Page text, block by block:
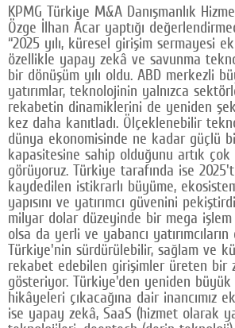
KPMG Türkiye M&A Danışmanlık
Özge İlhan Acar yaptığı
“2025 yılı, küresel girişim sermayesi
özellikle yapay zekâ ve savunma
bir dönüşüm yılı oldu. ABD merkezli
yatırımlar, teknolojinin yalnızca
rekabetin dinamiklerini de yeniden
kez daha kanıtladı. Ölçeklenebilir
dünya ekonomisinde ne kadar güçlü
kapasitesine sahip olduğunu artık
görüyoruz. Türkiye tarafında ise
kaydedilen istikrarlı büyüme,
yapısını ve yatırımcı güvenini
milyar dolar düzeyinde bir mega
olsa da yerli ve yabancı
Türkiye'nin sürdürülebilir, sağlam ve
rekabet edebilen girişimler üreten bir
gösteriyor. Türkiye'den yeniden büyük
hikâyeleri çıkacağına dair inancımız
ise yapay zekâ, SaaS (hizmet olarak